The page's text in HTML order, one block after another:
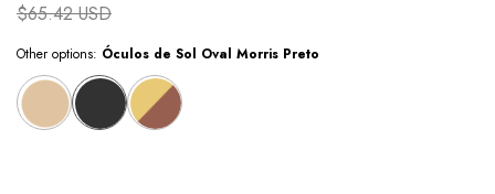
$65.42 USD
Other options: Óculos de Sol Oval Morris Preto